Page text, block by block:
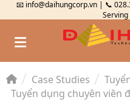
📧 info@daihungcorp.vn | 📞
Đăng
Case Studies
Tuyển dụng chuyên viên